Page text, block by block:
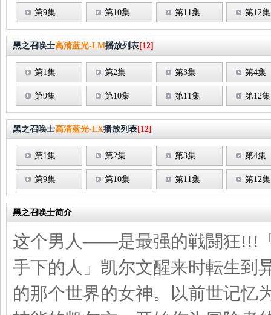
第9集 第10集 第11集 第12集
黑之召唤士高清蓝光-LM播放列表[12]
第1集 第2集 第3集 第4集
第9集 第10集 第11集 第12集
黑之召唤士高清蓝光-LX播放列表[12]
第1集 第2集 第3集 第4集
第9集 第10集 第11集 第12集
黑之召唤士简介
这个男人――是最强的戦闘狂!!!
手下的人」凯尔文醒来时転生到
的那个世界的女神。以前世记忆